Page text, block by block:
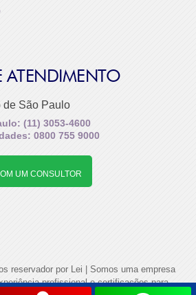
ATENDIMENTO
de São Paulo
(11) 3053-4600
0800 755 9000
UM CONSULTOR
reservador por Lei | Somos uma empresa
profissional e certificações para